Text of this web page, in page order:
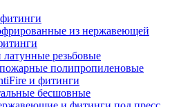
из нержавеющей
резьбовые
полипропиленовые
и фитинги
бесшовные